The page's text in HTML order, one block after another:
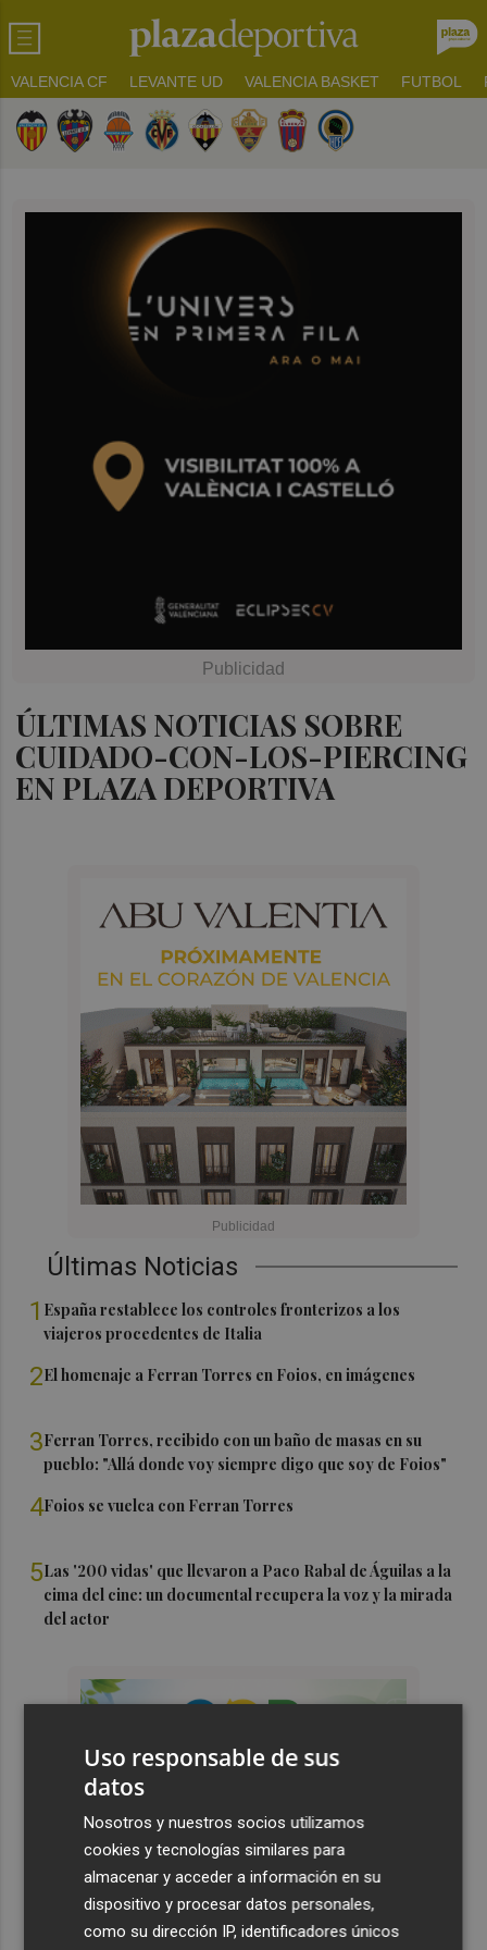
VALENCIA CF LEVANTE UD VALENCIA BASKET FUTBOL
ÚLTIMAS NOTICIAS SOBRE
CUIDADO-CON-LOS-PIERCING
EN PLAZA DEPORTIVA
Últimas Noticias
1 España restablece los controles fronterizos a los
viajeros procedentes de Italia
2El homenaje a Ferran Torres en Foios, en imágenes
3Ferran Torres, recibido con un baño de masas en su
pueblo: "Allá donde voy siempre digo que soy de Foios"
4Foios se vuelca con Ferran Torres
5Las '200 vidas' que llevaron a Paco Rabal de Águilas a la
cima del cine: un documental recupera la voz y la mirada
del actor
Uso responsable de sus
datos
Nosotros y nuestros socios utilizamos
cookies y tecnologías similares para
almacenar y acceder a información en su
dispositivo y procesar datos personales,
como su dirección IP, identificadores únicos